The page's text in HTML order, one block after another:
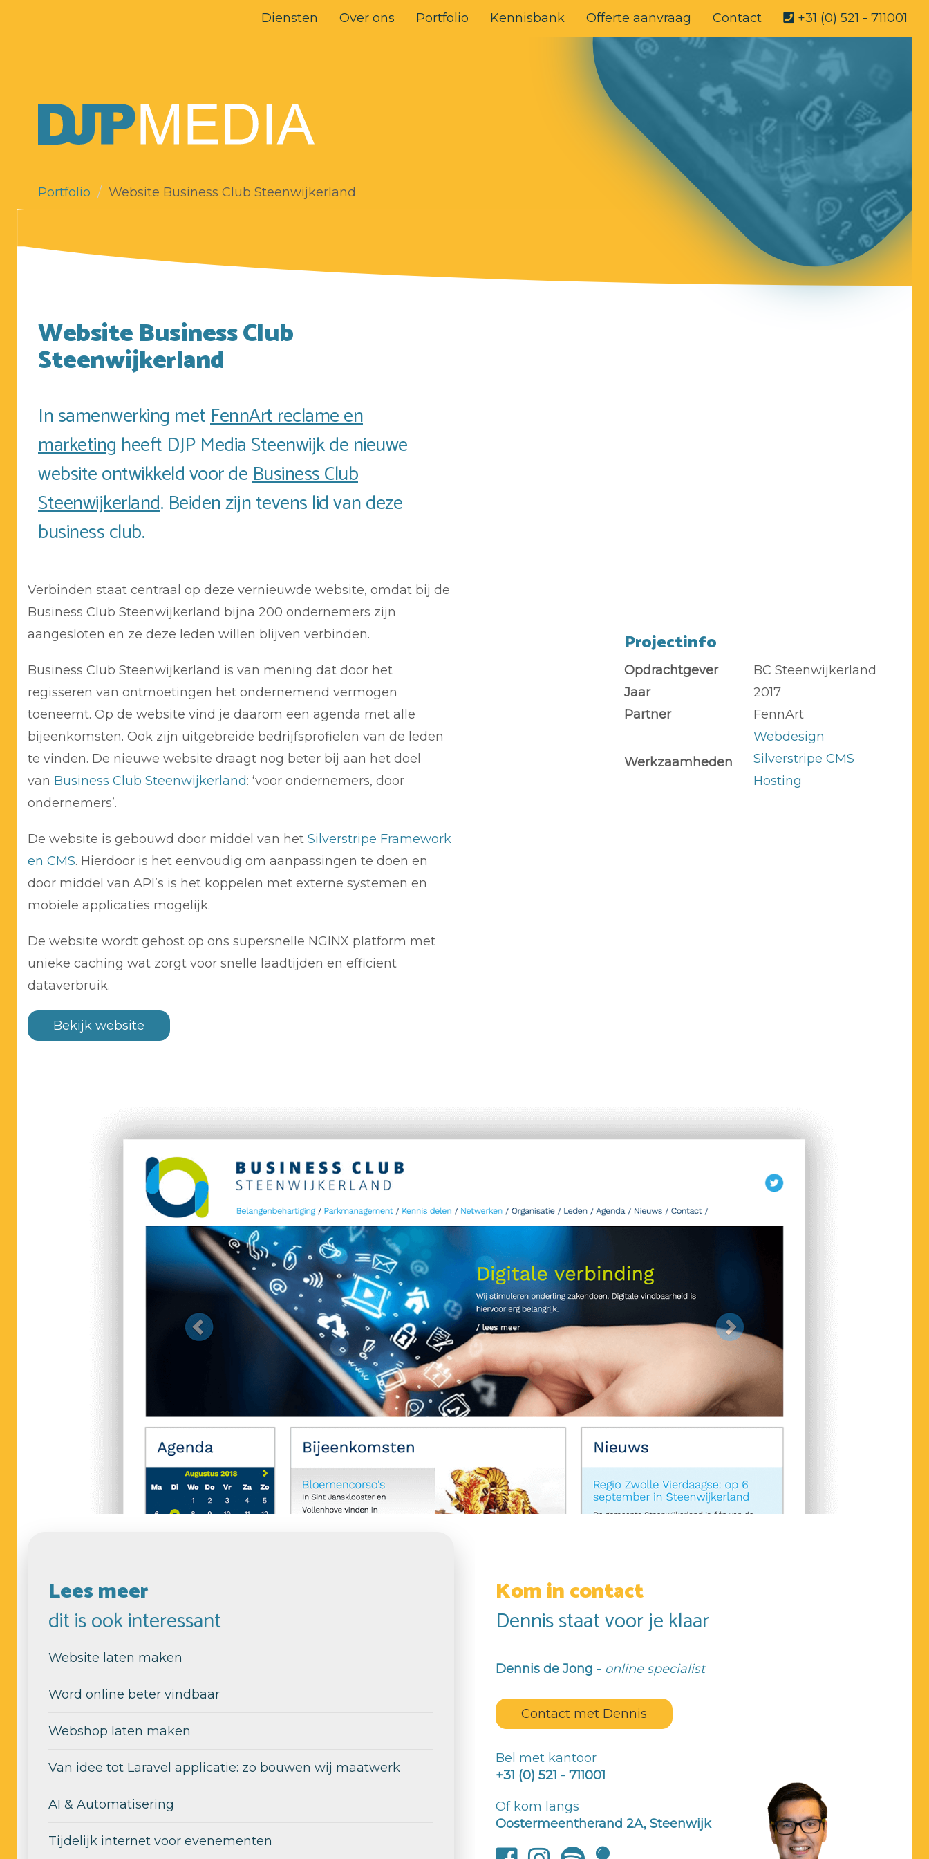
Diensten Over ons Portfolio Kennisbank Offerte aanvraag Contact +31 (0) 521 - 711001
Portfolio Website Business Club Steenwijkerland
Website Business Club
Steenwijkerland
In samenwerking metFennArt reclame en
marketing heeft DJP Media Steenwijk de nieuwe
website ontwikkeld voor deBusiness Club
Steenwijkerland. Beiden zijn tevens lid van deze
business club.
Verbinden staat centraal op deze vernieuwde website, omdat bij de
Business Club Steenwijkerland bijna 200 ondernemers zijn
aangesloten en ze deze leden willen blijven verbinden.
Business Club Steenwijkerland is van mening dat door het
regisseren van ontmoetingen het ondernemend vermogen
toeneemt. Op de website vind je daarom een agenda met alle
bijeenkomsten. Ook zijn uitgebreide bedrijfsprofielen van de leden
te vinden. De nieuwe website draagt nog beter bij aan het doel
van Business Club Steenwijkerland: ‘voor ondernemers, door
ondernemers’.
De website is gebouwd door middel van het Silverstripe Framework
en CMS. Hierdoor is het eenvoudig om aanpassingen te doen en
door middel van API’s is het koppelen met externe systemen en
mobiele applicaties mogelijk.
De website wordt gehost op ons supersnelle NGINX platform met
unieke caching wat zorgt voor snelle laadtijden en efficient
dataverbruik.
Bekijk website
Projectinfo
Opdrachtgever
BC Steenwijkerland
Jaar
2017
Partner
FennArt
Werkzaamheden
Webdesign
Silverstripe CMS
Hosting
Lees meer
dit is ook interessant
Website laten maken
Word online beter vindbaar
Webshop laten maken
Van idee tot Laravel applicatie: zo bouwen wij maatwerk
AI & Automatisering
Tijdelijk internet voor evenementen
Kom in contact
Dennis staat voor je klaar
Dennis de Jong - online specialist
Contact met Dennis
Bel met kantoor
+31 (0) 521 - 711001
Of kom langs
Oostermeentherand 2A, Steenwijk